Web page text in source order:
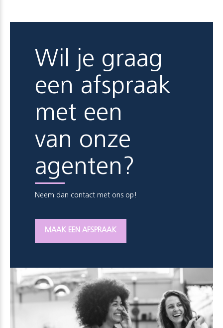
Wil je graag
een afspraak
met een
van onze
agenten?
Neem dan contact met ons op!
MAAK EEN AFSPRAAK